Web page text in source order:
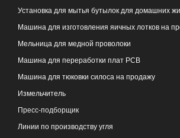
Установка для мытья бутылок для домашних
Машина для изготовления яичных лотков на
Мельница для медной проволоки
Машина для переработки плат PCB
Машина для тюковки силоса на продажу
Измельчитель
Пресс-подборщик
Линии по производству угля